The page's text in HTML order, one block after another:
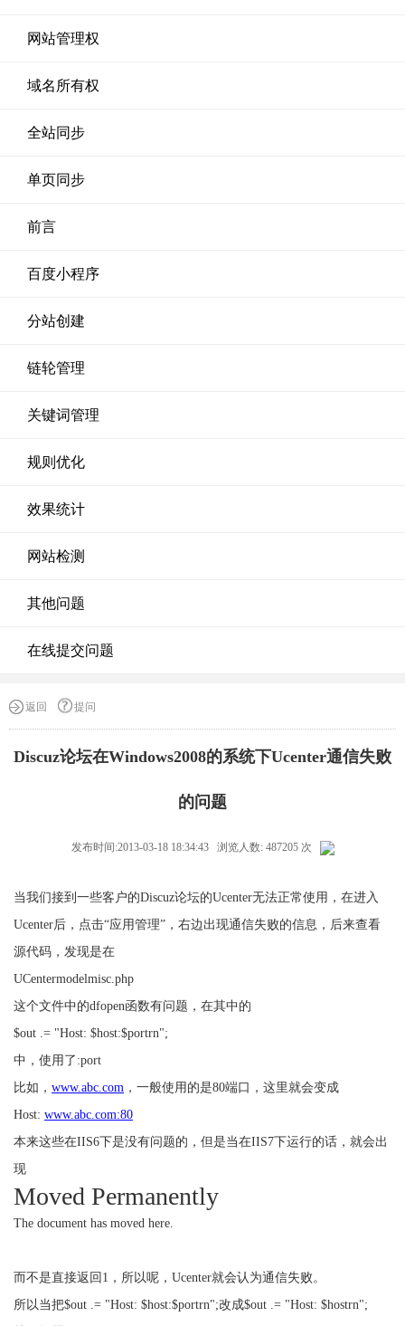
网站管理权
域名所有权
全站同步
单页同步
前言
百度小程序
分站创建
链轮管理
关键词管理
规则优化
效果统计
网站检测
其他问题
在线提交问题
返回 提问
Discuz论坛在Windows2008的系统下Ucenter通信失败
的问题
发布时间:2013-03-18 18:34:43 浏览人数: 487205 次
当我们接到一些客户的Discuz论坛的Ucenter无法正常使用，在进入
Ucenter后，点击“应用管理”，右边出现通信失败的信息，后来查看
源代码，发现是在
UCentermodelmisc.php
这个文件中的dfopen函数有问题，在其中的
$out .= "Host: $host:$portrn";
中，使用了:port
比如， www.abc.com ，一般使用的是80端口，这里就会变成
Host: www.abc.com:80
本来这些在IIS6下是没有问题的，但是当在IIS7下运行的话，就会出
现
Moved Permanently
The document has moved here.
而不是直接返回1，所以呢，Ucenter就会认为通信失败。
所以当把$out .= "Host: $host:$portrn";改成$out .= "Host: $hostrn";